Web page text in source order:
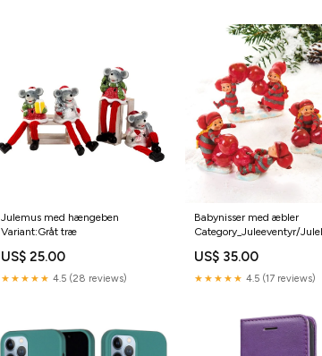
Julemus med hængeben
Variant:Gråt træ
US$ 25.00
★★★★★ 4.5 (28 reviews)
Babynisser med æbler
Category_Juleeventyr/
Speciels
US$ 35.00
★★★★★ 4.5 (17 reviews)